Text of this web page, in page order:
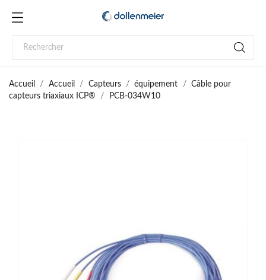
Accueil Accueil Capteurs équipement
Câble pour
capteurs triaxiaux ICP®
PCB-034W10